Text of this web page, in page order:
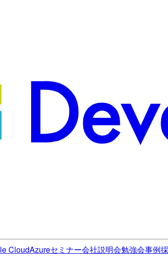
CloudAzureセミナー会社説明会勉強会事例